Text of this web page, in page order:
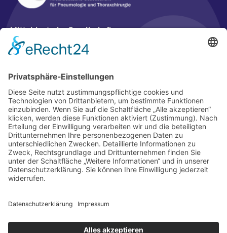
Mitteldeutsche Gesellschaft
für Pneumologie und Thoraxchirurgie e. V. (MDGP)
Hagenauer Str. 53
65203 Wiesbaden
Tel.: 0611 / 204809-260
E-Mail:info(at)mdgp.de
Mitglied werden
Satzung
Partner
Kontakt
Impressum
2026 © MDGP